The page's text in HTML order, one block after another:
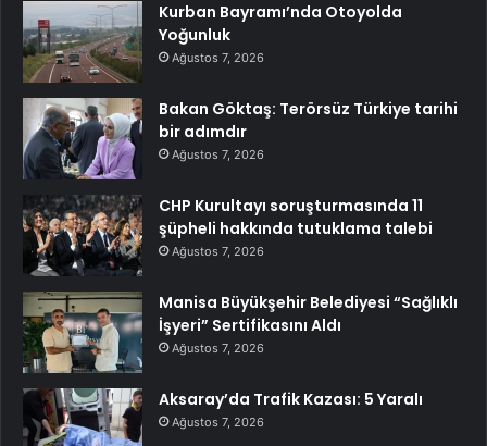
Kurban Bayramı’nda Otoyolda
Yoğunluk
Ağustos 7, 2026
Bakan Göktaş: Terörsüz Türkiye tarihi
bir adımdır
Ağustos 7, 2026
CHP Kurultayı soruşturmasında 11
şüpheli hakkında tutuklama talebi
Ağustos 7, 2026
Manisa Büyükşehir Belediyesi “Sağlıklı
İşyeri” Sertifikasını Aldı
Ağustos 7, 2026
Aksaray’da Trafik Kazası: 5 Yaralı
Ağustos 7, 2026